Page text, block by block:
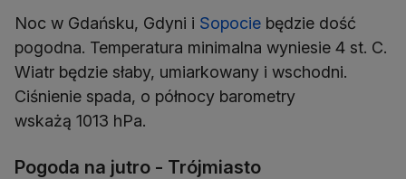
Noc w Gdańsku, Gdyni i Sopocie będzie dość
pogodna. Temperatura minimalna wyniesie 4 st. C.
Wiatr będzie słaby, umiarkowany i wschodni.
Ciśnienie spada, o północy barometry
wskażą 1013 hPa.
Pogoda na jutro - Trójmiasto